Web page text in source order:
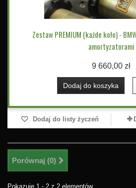
Zestaw PREMIUM (każde koło) -
amortyzatorami
9 660,00 zł
Dodaj do koszyka
Dodaj do listy życzeń
Porównaj (0)
Pokazuje 1 - 2 z 2 elementów